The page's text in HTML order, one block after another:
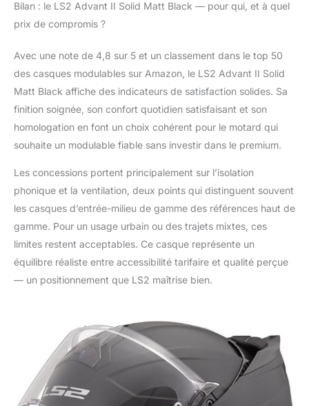
Bilan : le LS2 Advant II Solid Matt Black — pour qui, et à quel
prix de compromis ?
Avec une note de 4,8 sur 5 et un classement dans le top 50
des casques modulables sur Amazon, le LS2 Advant II Solid
Matt Black affiche des indicateurs de satisfaction solides. Sa
finition soignée, son confort quotidien satisfaisant et son
homologation en font un choix cohérent pour le motard qui
souhaite un modulable fiable sans investir dans le premium.
Les concessions portent principalement sur l’isolation
phonique et la ventilation, deux points qui distinguent souvent
les casques d’entrée-milieu de gamme des références haut de
gamme. Pour un usage urbain ou des trajets mixtes, ces
limites restent acceptables. Ce casque représente un
équilibre réaliste entre accessibilité tarifaire et qualité perçue
— un positionnement que LS2 maîtrise bien.